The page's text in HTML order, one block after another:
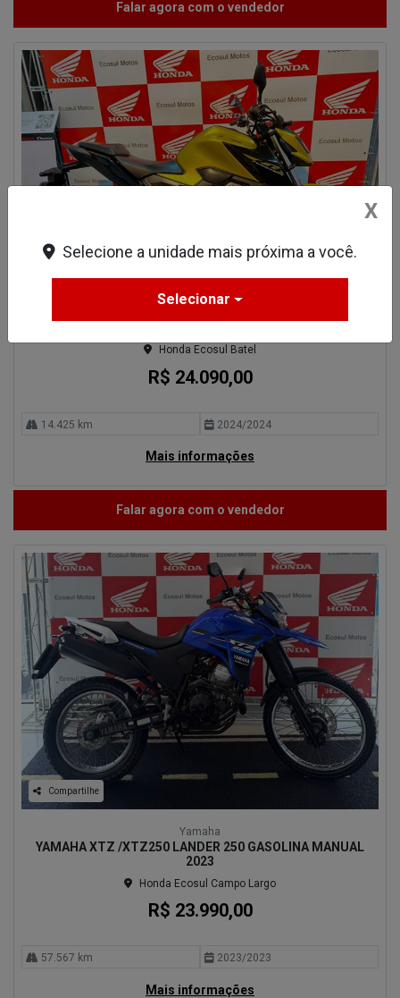
Falar agora com o vendedor
Honda Ecosul Batel
R$ 24.090,00
14.425 km 2024/2024
Mais informações
Falar agora com o vendedor
Compartilhe
Yamaha
YAMAHA XTZ /XTZ250 LANDER 250 GASOLINA MANUAL
2023
Honda Ecosul Campo Largo
R$ 23.990,00
57.567 km 2023/2023
Mais informações
X
Selecione a unidade mais próxima a você.
Selecionar